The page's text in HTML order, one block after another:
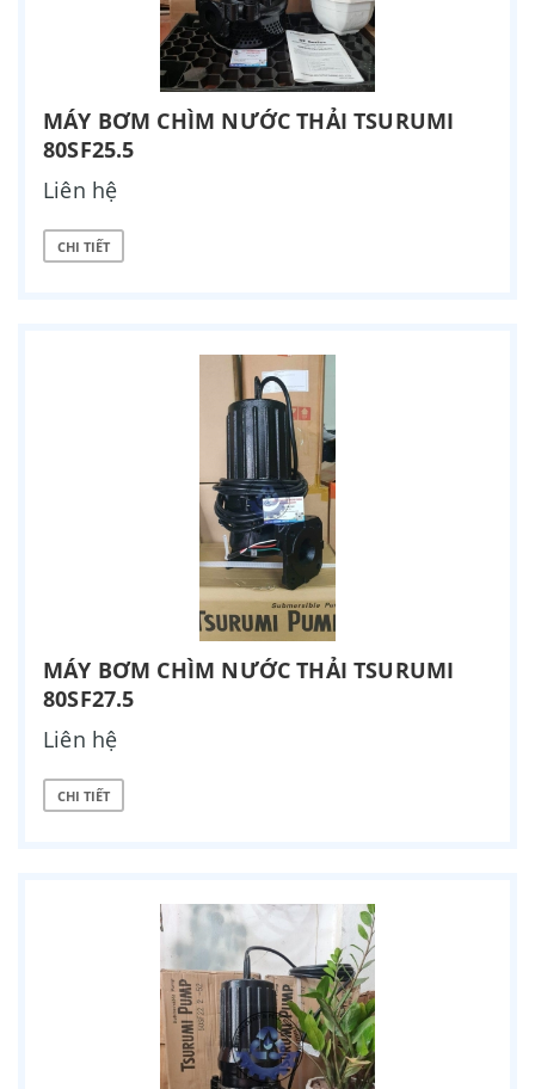
MÁY BƠM CHÌM NƯỚC THẢI TSURUMI
80SF25.5
Liên hệ
CHI TIẾT
MÁY BƠM CHÌM NƯỚC THẢI TSURUMI
80SF27.5
Liên hệ
CHI TIẾT